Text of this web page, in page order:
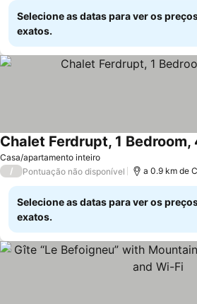
Selecione as datas para ver os
exatos.
Casa/apartamento inteiro
Chalet Ferdrupt, 1 Bedroom,
/ Pontuação não disponível a 0.9 km de
Selecione as datas para ver os
exatos.